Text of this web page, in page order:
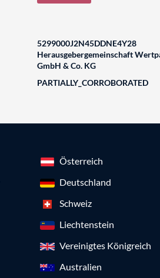
5299000J2N45DDNE4Y28
Herausgebergemeinschaft
GmbH & Co. KG
PARTIALLY_CORROBORATED
Österreich
Deutschland
Schweiz
Liechtenstein
Vereinigtes Königreich
Australien